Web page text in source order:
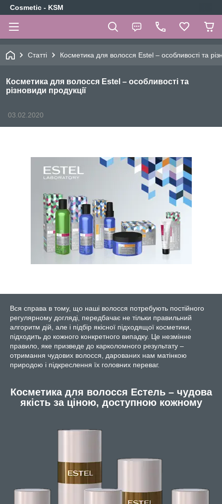
Cosmetic - KSM
Статті Косметика для волосся Estel – особливості та
Косметика для волосся Estel – особливості та
різновиди продукції
03.02.2020
Вся справа в тому, що наші волосся потребують постійного
регулярному догляді, передбачає не тільки правильний
алгоритм дій, але і підбір якісної підходящої косметики,
підходить до кожного конкретного випадку. Це незмінне
правило, яке призведе до карколомного результату –
отримання чудових волосся, дарованих нам матінкою
природою і підкреслення їх головних переваг.
Косметика для волосся Естель – чудова
якість за ціною, доступною кожному